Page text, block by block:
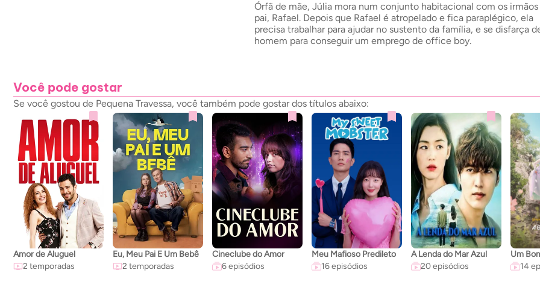
Órfã de mãe, Júlia mora num conjunto habitacional com os irmãos
pai, Rafael. Depois que Rafael é atropelado e fica paraplégico, ela
precisa trabalhar para ajudar no sustento da família, e se disfarça
homem para conseguir um emprego de office boy.
Você pode gostar
Se você gostou de Pequena Travessa, você também pode gostar dos títulos abaixo:
Amor de Aluguel
2 temporadas
Eu, Meu Pai E Um Bebê
2 temporadas
Cineclube do Amor
6 episódios
Meu Mafioso Predileto
16 episódios
A Lenda do Mar Azul
20 episódios
14